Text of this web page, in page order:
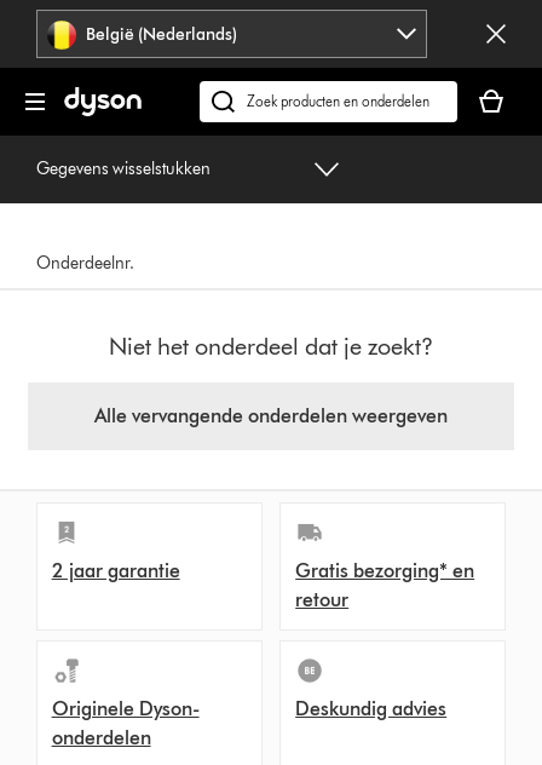
Navigatie
overslaan
België (Nederlands)
Zoek
op
is
Gegevens wisselstukken
Onderdeelnr.
Niet het onderdeel dat je zoekt?
Alle vervangende onderdelen weergeven
2 jaar garantie
Gratis bezorging* en
retour
Originele Dyson-
onderdelen
Deskundig advies